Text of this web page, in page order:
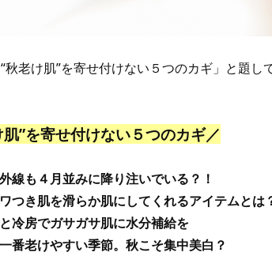
秋老け肌”を寄せ付けない５つのカギ」と題
肌”を寄せ付けない５つのカギ／
線も４月並みに降り注いでいる？！
つき肌を滑らか肌にしてくれるアイテムとは
冷房でガサガサ肌に水分補給を
番老けやすい季節。秋こそ集中美白？